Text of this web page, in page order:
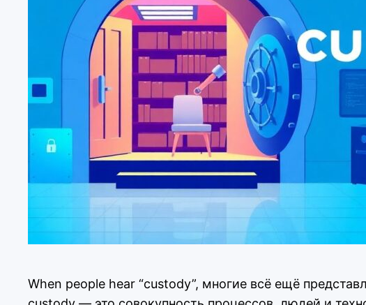
When people hear “custody”, многие всё ещё